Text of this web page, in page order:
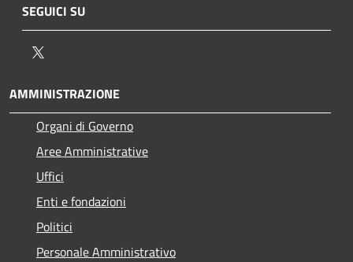
SEGUICI SU
AMMINISTRAZIONE
Organi di Governo
Aree Amministrative
Uffici
Enti e fondazioni
Politici
Personale Amministrativo